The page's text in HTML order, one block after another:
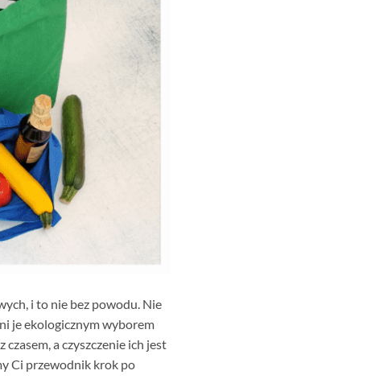
i to nie bez powodu. Nie
je ekologicznym wyborem
a czyszczenie ich jest
Ci przewodnik krok po